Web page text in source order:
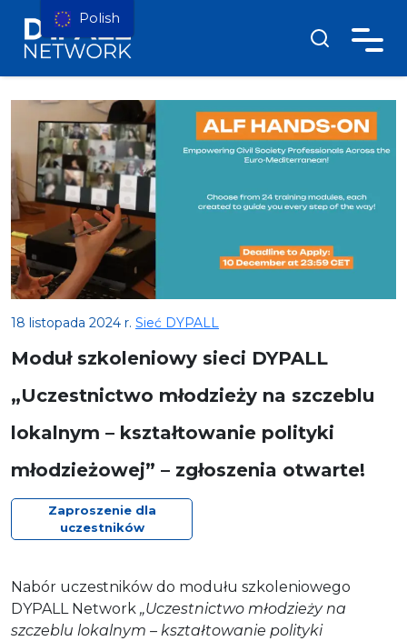
18 listopada 2024 r. Sieć DYPALL
Moduł szkoleniowy sieci DYPALL
„Uczestnictwo młodzieży na szczeblu
lokalnym – kształtowanie polityki
młodzieżowej” – zgłoszenia otwarte!
Zaproszenie dla
uczestników
Nabór uczestników do modułu szkoleniowego
DYPALL Network „Uczestnictwo młodzieży na
szczeblu lokalnym – kształtowanie polityki
Polish